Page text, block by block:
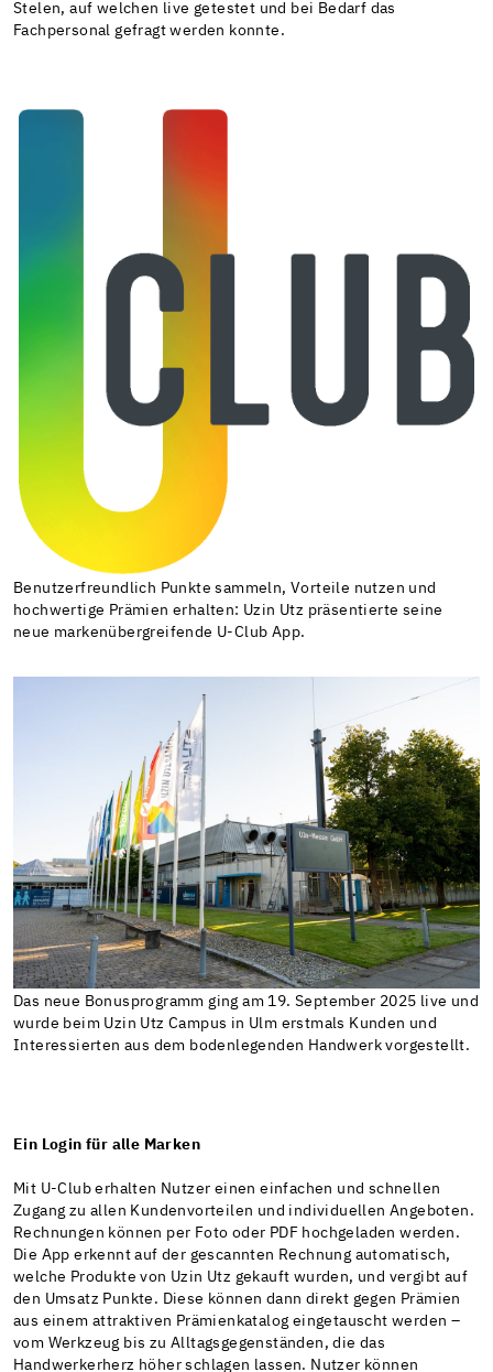
Stelen, auf welchen live getestet und bei Bedarf das
Fachpersonal gefragt werden konnte.
Benutzerfreundlich Punkte sammeln, Vorteile nutzen und
hochwertige Prämien erhalten: Uzin Utz präsentierte seine
neue markenübergreifende U-Club App.
Das neue Bonusprogramm ging am 19. September 2025 live und
wurde beim Uzin Utz Campus in Ulm erstmals Kunden und
Interessierten aus dem bodenlegenden Handwerk vorgestellt.
Ein Login für alle Marken
Mit U-Club erhalten Nutzer einen einfachen und schnellen
Zugang zu allen Kundenvorteilen und individuellen Angeboten.
Rechnungen können per Foto oder PDF hochgeladen werden.
Die App erkennt auf der gescannten Rechnung automatisch,
welche Produkte von Uzin Utz gekauft wurden, und vergibt auf
den Umsatz Punkte. Diese können dann direkt gegen Prämien
aus einem attraktiven Prämienkatalog eingetauscht werden –
vom Werkzeug bis zu Alltagsgegenständen, die das
Handwerkerherz höher schlagen lassen. Nutzer können